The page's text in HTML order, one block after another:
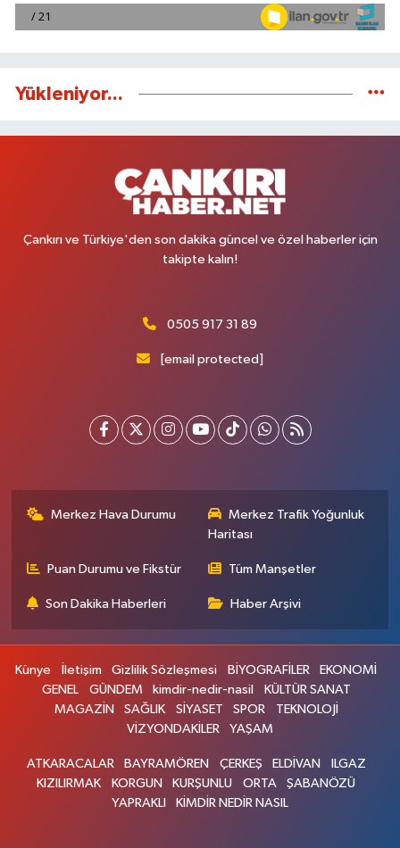
Yükleniyor...
Çankırı ve Türkiye'den son dakika güncel ve özel haberler için
takipte kalın!
0505 917 31 89
[email protected]
Merkez Hava Durumu
Merkez Trafik Yoğunluk
Haritası
Puan Durumu ve Fikstür Tüm Manşetler
Son Dakika Haberleri Haber Arşivi
Künye İletişim Gizlilik Sözleşmesi BİYOGRAFİLER
EKONOMİ
GENEL
GÜNDEM kimdir-nedir-nasil
KÜLTÜR SANAT
MAGAZİN
SAĞLIK SİYASET SPOR
TEKNOLOJİ
VİZYONDAKİLER
YAŞAM
ATKARACALAR BAYRAMÖREN ÇERKEŞ ELDİVAN
ILGAZ
KIZILIRMAK
KORGUN KURŞUNLU ORTA
ŞABANÖZÜ
YAPRAKLI
KİMDİR NEDİR NASIL